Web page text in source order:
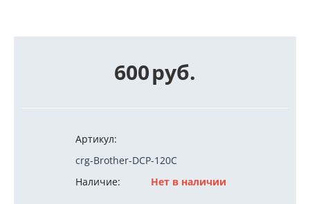
600руб.
Артикул:
crg-Brother-DCP-120C
Наличие:
Нет в наличии